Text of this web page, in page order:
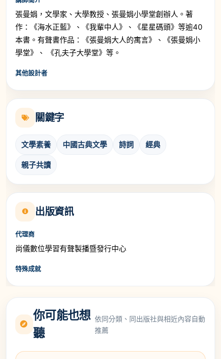
張曼娟，文學家、大學教授、張曼娟小學堂創辦人。著
作：《海水正藍》、《我輩中人》、《星星碼頭》等逾40
本書。有聲書作品：《張曼娟大人的寓言》、《張曼娟小
學堂》、 《孔夫子大學堂》等。
其他設計者
關鍵字
文學素養 中國古典文學 詩詞 經典
親子共讀
出版資訊
代理商
尚儀數位學習有聲製播暨發行中心
特殊成就
你可能也想
聽
依同分類、同出版社與相近內容自動
推薦